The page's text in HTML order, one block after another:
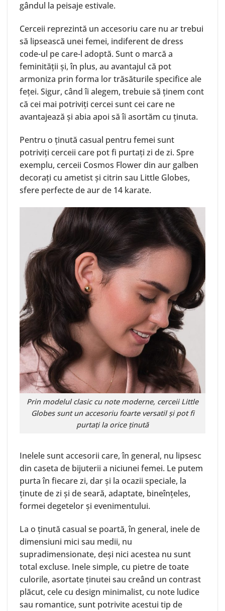
gândul la peisaje estivale.
Cerceii reprezintă un accesoriu care nu ar trebui
să lipsească unei femei, indiferent de dress
code-ul pe care-l adoptă. Sunt o marcă a
feminității și, în plus, au avantajul că pot
armoniza prin forma lor trăsăturile specifice ale
feței. Sigur, când îi alegem, trebuie să ținem cont
că cei mai potriviți cercei sunt cei care ne
avantajează și abia apoi să îi asortăm cu ținuta.
Pentru o ținută casual pentru femei sunt
potriviți cerceii care pot fi purtați zi de zi. Spre
exemplu, cerceii Cosmos Flowerdin aur galben
decorați cu ametist și citrin sau Little Globes,
sfere perfecte de aur de 14 karate.
Prin modelul clasic cu note moderne, cerceii Little
Globessunt un accesoriu foarte versatil și pot fi
purtați la orice ținută
Inelele sunt accesorii care, în general, nu lipsesc
din caseta de bijuterii a niciunei femei. Le putem
purta în fiecare zi, dar și la ocazii speciale, la
ținute de zi și de seară, adaptate, bineînțeles,
formei degetelor și evenimentului.
La o ținută casual se poartă, în general, inele de
dimensiuni mici sau medii, nu
supradimensionate, deși nici acestea nu sunt
total excluse. Inele simple, cu pietre de toate
culorile, asortate ținutei sau creând un contrast
plăcut, cele cu design minimalist, cu note ludice
sau romantice, sunt potrivite acestui tip de